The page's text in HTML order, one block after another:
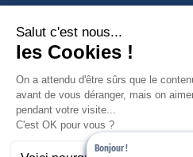
PARTENAIRES
NOTRE RÉSEAU D’AGENCES
LOCATION
Bonjour !